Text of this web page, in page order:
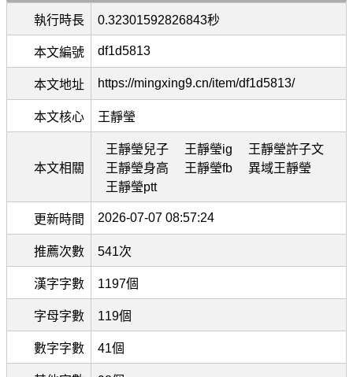
執行時長 0.32301592826843秒
本文編號 df1d5813
本文地址 https://mingxing9.cn/item/df1d5813/
本文核心 王靜瑩
本文相關
王靜瑩兒子 王靜瑩ig
王靜瑩許子文
王靜瑩身高
王靜瑩fb
異域王靜瑩
王靜瑩ptt
更新時間 2026-07-07 08:57:24
推薦次數 541次
漢字字數 1197個
字母字數 119個
數字字數 41個